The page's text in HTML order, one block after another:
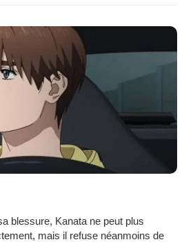
blessure, Kanata ne peut plus
mais il refuse néanmoins de